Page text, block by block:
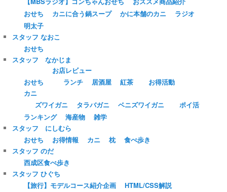
おせち
カニに合う鍋スープ かに本舗のカニ
ラジオ
明太子
スタッフ なおこ
おせち
スタッフ なかじま
おせち
お店レビュー
ランチ
居酒屋 紅茶
お得活動
カニ
ズワイガニ
タラバガニ ベニズワイガニ
ポイ活
ランキング
海産物
雑学
スタッフ にしむら
おせち
お得情報 カニ 枕
食べ歩き
スタッフ のだ
西成区食べ歩き
スタッフ ひぐち
【旅行】モデルコース紹介企画
HTML/CSS解説